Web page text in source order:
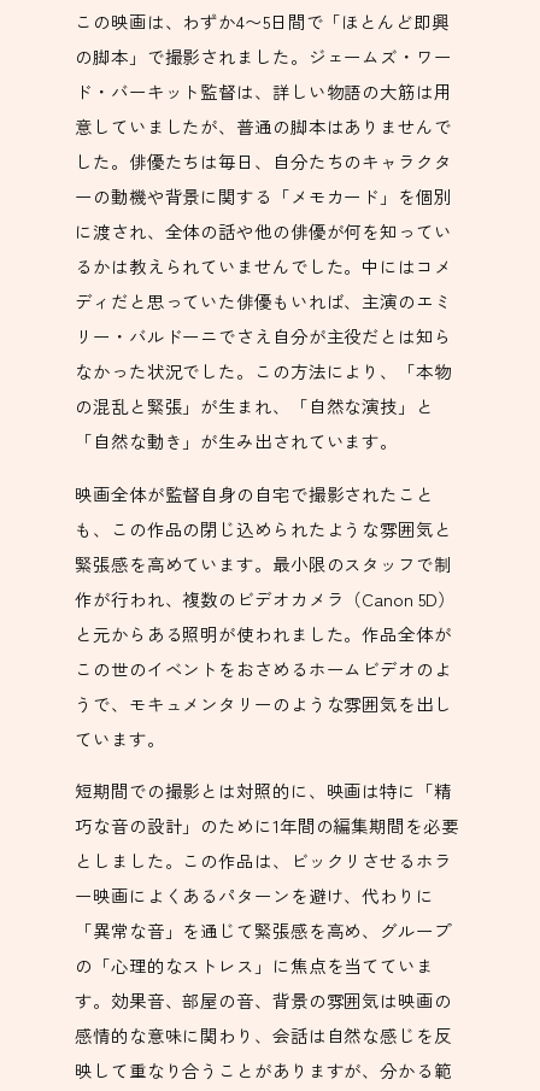
この映画は、わずか4〜5日間で「ほとんど即興
の脚本」で撮影されました。ジェームズ・ワー
ド・バーキット監督は、詳しい物語の大筋は用
意していましたが、普通の脚本はありませんで
した。俳優たちは毎日、自分たちのキャラクタ
ーの動機や背景に関する「メモカード」を個別
に渡され、全体の話や他の俳優が何を知ってい
るかは教えられていませんでした。中にはコメ
ディだと思っていた俳優もいれば、主演のエミ
リー・バルドーニでさえ自分が主役だとは知ら
なかった状況でした。この方法により、「本物
の混乱と緊張」が生まれ、「自然な演技」と
「自然な動き」が生み出されています。
映画全体が監督自身の自宅で撮影されたこと
も、この作品の閉じ込められたような雰囲気と
緊張感を高めています。最小限のスタッフで制
作が行われ、複数のビデオカメラ（Canon 5D）
と元からある照明が使われました。作品全体が
この世のイベントをおさめるホームビデオのよ
うで、モキュメンタリーのような雰囲気を出し
ています。
短期間での撮影とは対照的に、映画は特に「精
巧な音の設計」のために1年間の編集期間を必要
としました。この作品は、ビックリさせるホラ
ー映画によくあるパターンを避け、代わりに
「異常な音」を通じて緊張感を高め、グループ
の「心理的なストレス」に焦点を当てていま
す。効果音、部屋の音、背景の雰囲気は映画の
感情的な意味に関わり、会話は自然な感じを反
映して重なり合うことがありますが、分かる範